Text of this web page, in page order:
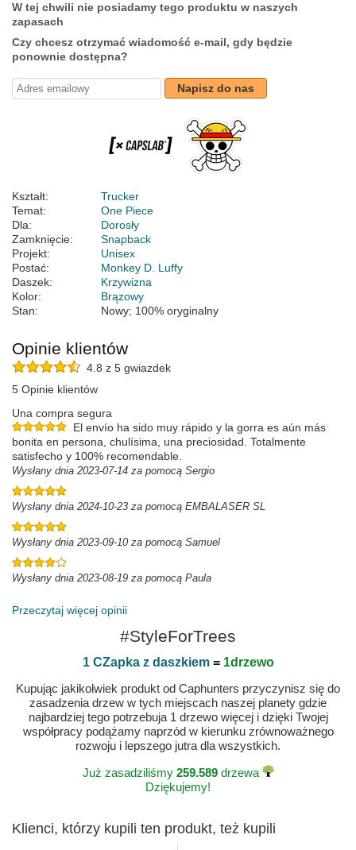
W tej chwili nie posiadamy tego produktu w naszych
zapasach
Czy chcesz otrzymać wiadomość e-mail, gdy będzie
ponownie dostępna?
Napisz do nas
Kształt:
Trucker
Temat:
One Piece
Dla:
Dorosły
Zamknięcie:
Snapback
Projekt:
Unisex
Postać:
Monkey D. Luffy
Daszek:
Krzywizna
Kolor:
Brązowy
Stan:
Nowy; 100% oryginalny
Opinie klientów
4.8 z 5 gwiazdek
5 Opinie klientów
Una compra segura
El envío ha sido muy rápido y la gorra es aún más
bonita en persona, chulísima, una preciosidad. Totalmente
satisfecho y 100% recomendable.
Wysłany dnia 2023-07-14 za pomocą Sergio
Wysłany dnia 2024-10-23 za pomocą EMBALASER SL
Wysłany dnia 2023-09-10 za pomocą Samuel
Wysłany dnia 2023-08-19 za pomocą Paula
Przeczytaj więcej opinii
#StyleForTrees
1 CZapka z daszkiem= 1drzewo
Kupując jakikolwiek produkt od Caphunters przyczynisz się do
zasadzenia drzew w tych miejscach naszej planety gdzie
najbardziej tego potrzebuja 1 drzewo więcej i dzięki Twojej
współpracy podążamy naprzód w kierunku zrównoważnego
rozwoju i lepszego jutra dla wszystkich.
Już zasadziliśmy 259.589drzewa
Dziękujemy!
Klienci, którzy kupili ten produkt, też kupili